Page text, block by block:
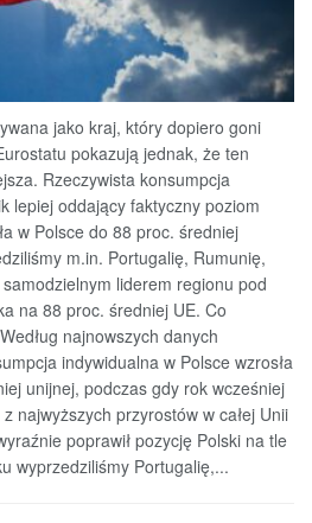
jako kraj, który dopiero goni
pokazują jednak, że ten
Rzeczywista konsumpcja
lepiej oddający faktyczny poziom
w Polsce do 88 proc. średniej
m.in. Portugalię, Rumunię,
liderem regionu pod
na 88 proc. średniej UE. Co
najnowszych danych
indywidualna w Polsce wzrosła
unijnej, podczas gdy rok wcześniej
najwyższych przyrostów w całej Unii
poprawił pozycję Polski na tle
wyprzedziliśmy Portugalię,...